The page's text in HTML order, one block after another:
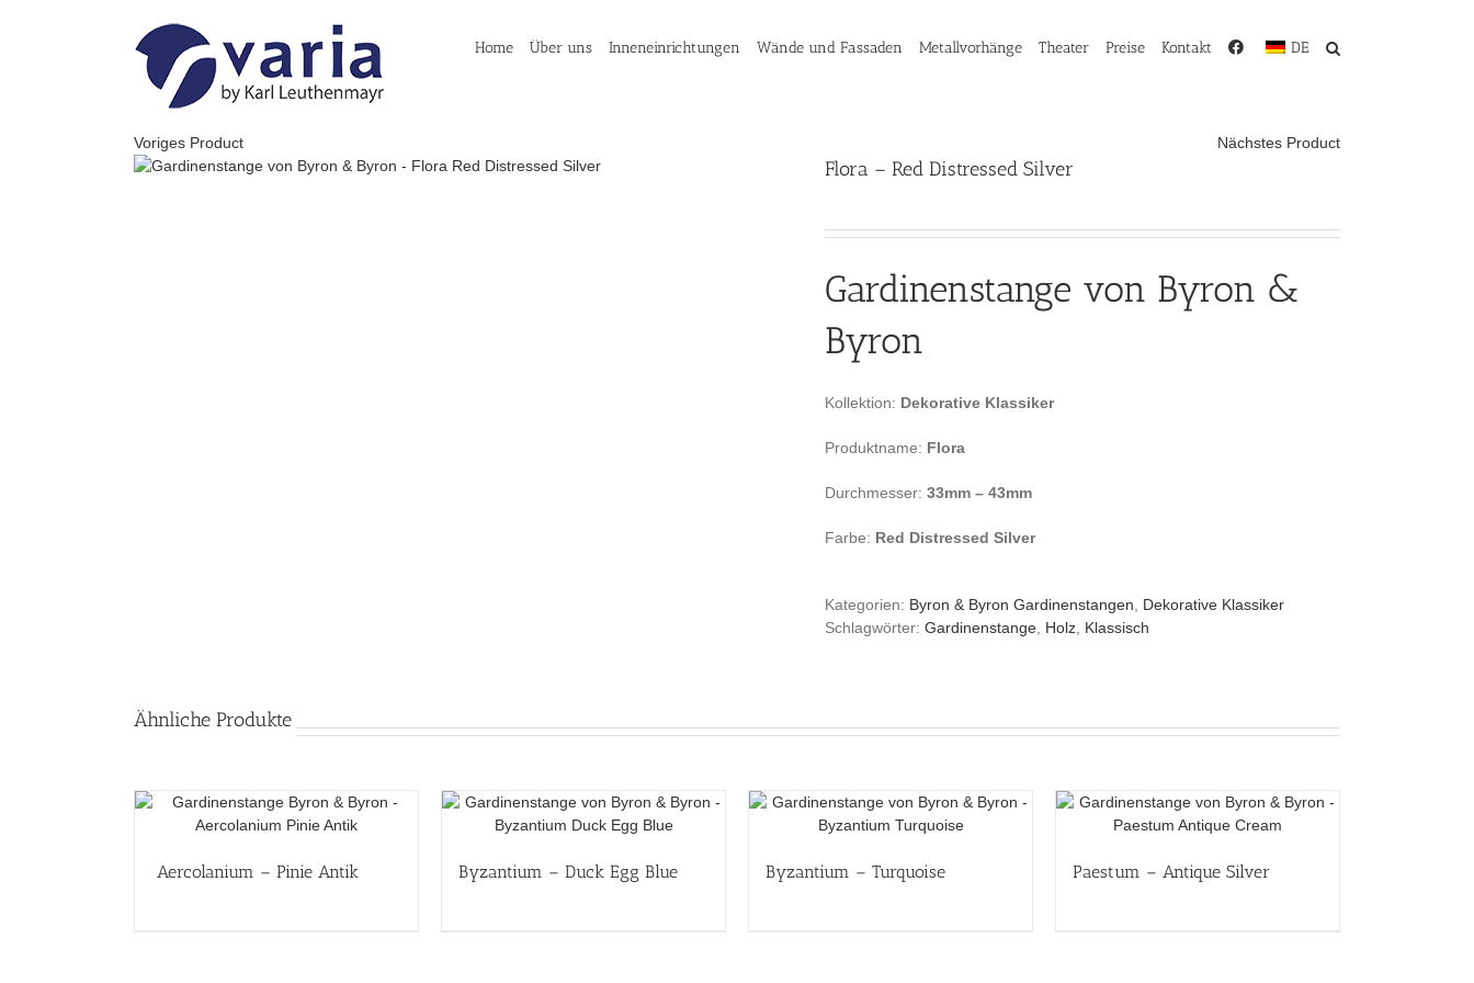
Home Über uns Inneneinrichtungen Wände und Fassaden Metallvorhänge Theater Preise Kontakt DE
Voriges Product Nächstes Product
Flora – Red Distressed Silver
Gardinenstange von Byron &
Byron
Kollektion: Dekorative Klassiker
Produktname: Flora
Durchmesser: 33mm – 43mm
Farbe: Red Distressed Silver
Kategorien: Byron & Byron Gardinenstangen
Dekorative Klassiker
Schlagwörter: Gardinenstange Holz Klassisch
Ähnliche Produkte
Aercolanium – Pinie Antik Byzantium – Duck Egg Blue Byzantium – Turquoise Paestum – Antique Silver